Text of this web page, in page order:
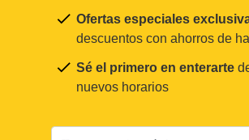
Ofertas especiales
descuentos con ahorros de
Sé el primero en enterarte
nuevos horarios